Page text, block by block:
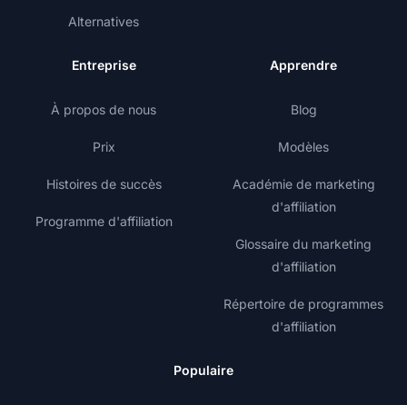
Alternatives
Entreprise
À propos de nous
Prix
Histoires de succès
Programme d'affiliation
Apprendre
Blog
Modèles
Académie de marketing
d'affiliation
Glossaire du marketing
d'affiliation
Répertoire de programmes
d'affiliation
Populaire